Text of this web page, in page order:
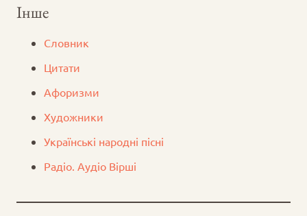
Інше
Словник
Цитати
Афоризми
Художники
Українські народні пісні
Радіо. Аудіо Вірші